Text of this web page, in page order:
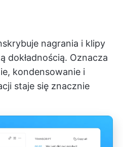
nagrania i klipy
dokładnością. Oznacza
kondensowanie i
staje się znacznie